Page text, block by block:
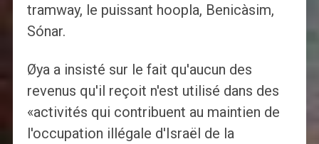
tramway, le puissant hoopla, Benicàsim,
Sónar.
Øya a insisté sur le fait qu'aucun des
revenus qu'il reçoit n'est utilisé dans des
«activités qui contribuent au maintien de
l'occupation illégale d'Israël de la